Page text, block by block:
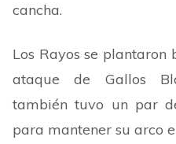
cancha.
Los Rayos se
ataque de Gallos
también tuvo un par
para mantener su arco